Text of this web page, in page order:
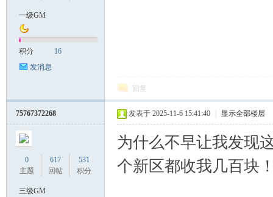
一级GM
积分
16
发消息
回复
75767372268
0
主题
617
回帖
531
积分
三级GM
发表于 2025-11-6 15:41:40 显示全部楼层
为什么不早让我发现
个新区都收我几百块